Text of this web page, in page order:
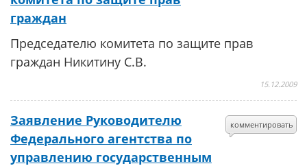
граждан
Председателю комитета по защите прав
граждан Никитину С.В.
15.12.2009
комментировать
Заявление Руководителю
Федерального агентства по
управлению государственным